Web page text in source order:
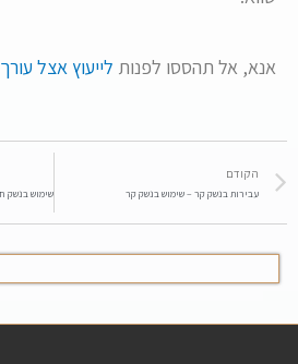
אנא, אל תהססו לפנות לייעוץ אצל
הקודם
עבירות בנשק קר – שימוש בנשק קר